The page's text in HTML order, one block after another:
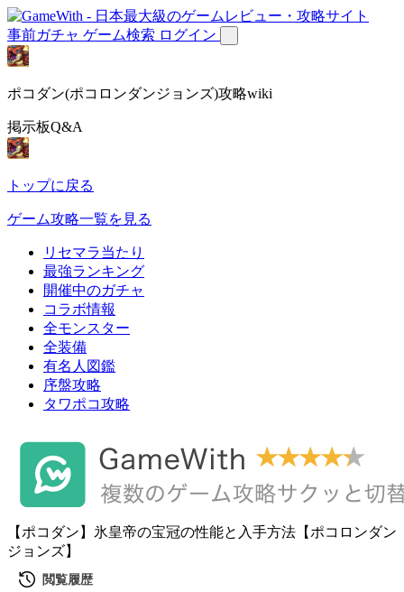
事前ガチャ ゲーム検索 ログイン
ポコダン(ポコロンダンジョンズ)攻略wiki
掲示板Q&A
トップに戻る
ゲーム攻略一覧を見る
リセマラ当たり
最強ランキング
開催中のガチャ
コラボ情報
全モンスター
全装備
有名人図鑑
序盤攻略
タワポコ攻略
【ポコダン】氷皇帝の宝冠の性能と入手方法【ポコロンダン
ジョンズ】